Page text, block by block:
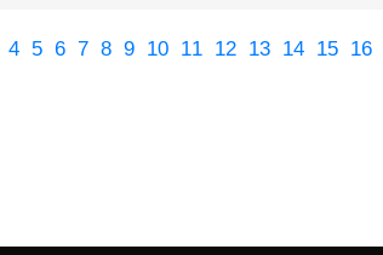
4 5 6 7 8 9 10 11 12 13 14 15 16